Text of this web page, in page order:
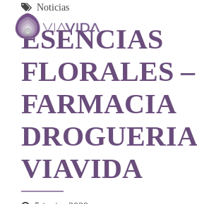
Noticias
ESENCIAS
FLORALES –
FARMACIA
DROGUERIA
VIAVIDA